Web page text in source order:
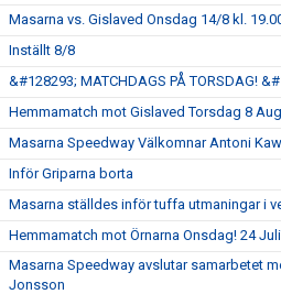
Masarna vs. Gislaved Onsdag 14/8 kl.
Inställt 8/8
&#128293; MATCHDAGS PÅ TORSDAG!
Hemmamatch mot Gislaved Torsdag 8
Masarna Speedway Välkomnar Antoni
Inför Griparna borta
Masarna ställdes inför tuffa utmaningar i
Hemmamatch mot Örnarna Onsdag! 24
Masarna Speedway avslutar samarbetet
Jonsson